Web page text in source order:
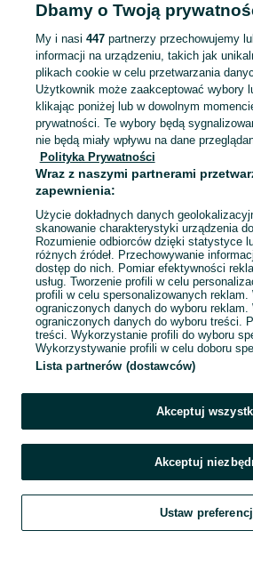
KATEGORIA
Mapa kategorii
Mapa miejscowości
Mapa ministron
Szukaj Obserwujesz Dodaj
Dbamy o Twoją
My i nasi 447partnerzy przechowujemy
informacji na urządzeniu, takich jak
plikach cookie w celu przetwarzania
Użytkownik może zaakceptować wybory
klikając poniżej lub w dowolnym
prywatności. Te wybory będą
nie będą miały wpływu na dane
Polityka Prywatności
Wraz z naszymi partnerami
zapewnienia:
Użycie dokładnych danych
skanowanie charakterystyki urządzenia
Rozumienie odbiorców dzięki statystyce
różnych źródeł. Przechowywanie
dostęp do nich. Pomiar efektywności
usług. Tworzenie profili w celu
profili w celu spersonalizowanych
ograniczonych danych do wyboru
ograniczonych danych do wyboru treści.
treści. Wykorzystanie profili do wyboru
Wykorzystywanie profili w celu doboru
Lista partnerów (dostawców)
Akceptuj
Akceptuj
Ustaw